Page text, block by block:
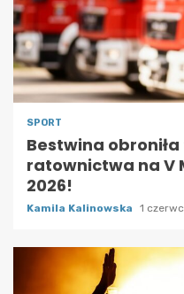
SPORT
Bestwina
ratownictwa na V
2026!
Kamila Kalinowska 1